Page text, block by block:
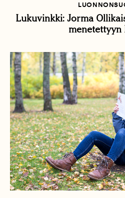
Lukuvinkki: Jorma
menetettyyn